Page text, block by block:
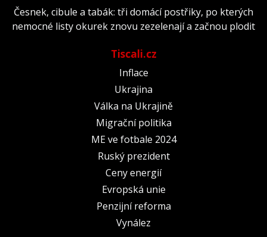
Česnek, cibule a tabák: tři domácí postřiky, po kterých
nemocné listy okurek znovu zezelenají a začnou plodit
Tiscali.cz
Inflace
Ukrajina
Válka na Ukrajině
Migrační politika
ME ve fotbale 2024
Ruský prezident
Ceny energií
Evropská unie
Penzijní reforma
Vynález